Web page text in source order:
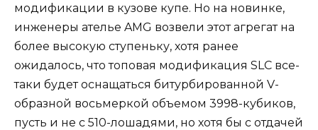
модификации в кузове купе. Но на новинке,
инженеры ателье AMG возвели этот агрегат на
более высокую ступеньку, хотя ранее
ожидалось, что топовая модификация SLC все-
таки будет оснащаться битурбированной V-
образной восьмеркой объемом 3998-кубиков,
пусть и не с 510-лошадями, но хотя бы с отдачей